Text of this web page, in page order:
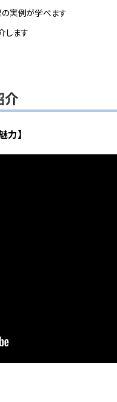
実例が学べます
します
介
力】